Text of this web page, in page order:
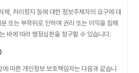
제, 처리정지 등에 대한 정보주체자의 요구에 대
또는 부작위로 인하여 권리 또는 이익을 침해
바에 따라 행정심판을 청구할 수 있습니다.
따른 개인정보 보호책임자는 다음과 같습니